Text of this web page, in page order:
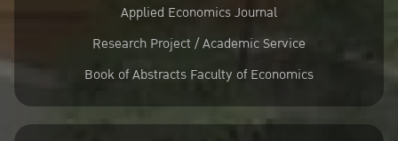
Applied Economics Journal
Research Project / Academic Service
Book of Abstracts Faculty of Economics